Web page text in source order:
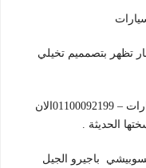
باجيرو موديل 2021 للايجار تظهر بتصمميم تخيلي
بالتالى تكشف شركة تورست لتاجير السيارات – 01100092199الان
الحديثة .
باجيرو الجيل